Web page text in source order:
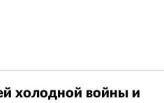
холодной войны и